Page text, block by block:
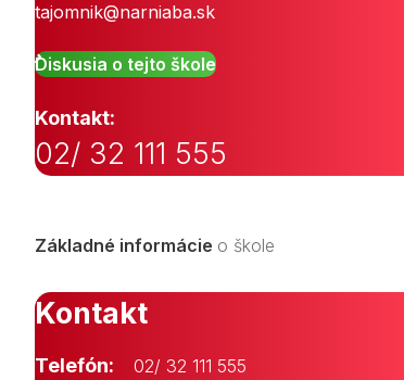
tajomnik@narniaba.sk
Diskusia o tejto škole
Kontakt:
02/ 32 111 555
Základné informácie o škole
Kontakt
Telefón: 02/ 32 111 555